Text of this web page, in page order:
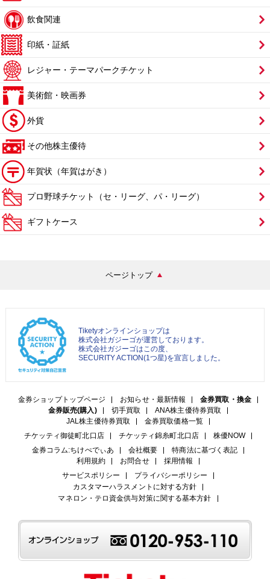
飲食関連
印紙・証紙
レジャー・テーマパークチケット
美術館・映画券
外貨
その他株主優待
年賀状（年賀はがき）
プロ野球チケット（セ・リーグ、パ・リーグ）
ギフトケース
ページトップ
Tiketyオンラインショップは
株式会社ガジーゴが運営しております。
株式会社ガジーゴはこの度、
SECURITY ACTION(1つ星)を宣言しました。
金券ショップトップページ お知らせ・最新情報
金券買取・換金
金券販売(購入)
切手買取
ANA株主優待券買取
JAL株主優待券買取
金券買取価格一覧
チケッティ御徒町北口店
チケッティ錦糸町北口店
株優NOW
金券コラム:ちけぺでぃあ
会社概要
特商法に基づく表記
利用規約
お問合せ
採用情報
サービスポリシー
プライバシーポリシー
カスタマーハラスメントに対する方針
マネロン・テロ資金供与対策に関する基本方針